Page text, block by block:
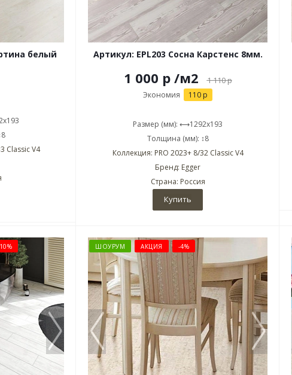
белый
Classic V4
Артикул: EPL203 Сосна Карстенс 8мм.
1 000 р /м2 1 110р
Экономия 110 р
Размер (мм): ⟷1292x193
Толщина (мм): ↕8
Коллекция: PRO 2023+ 8/32 Classic V4
Бренд: Egger
Страна: Россия
Купить
ШОУРУМ АКЦИЯ -4%